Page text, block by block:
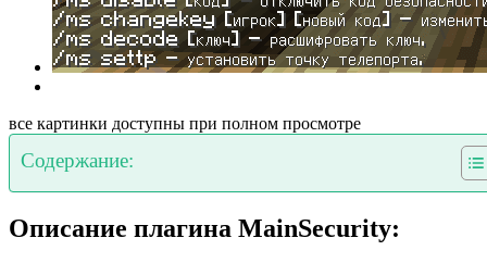
все картинки доступны при полном просмотре
Содержание:
Описание плагина MainSecurity: